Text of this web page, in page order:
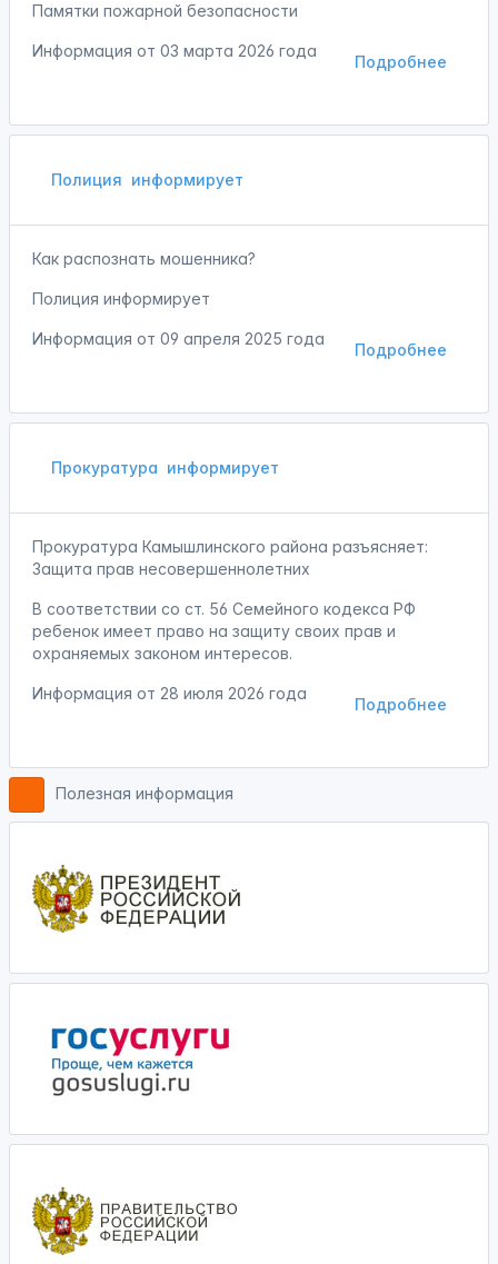
Памятки пожарной безопасности
Подробнее
Информация от 03 марта 2026 года
Полиция информирует
Как распознать мошенника?
Полиция информирует
Подробнее
Информация от 09 апреля 2025 года
Прокуратура информирует
Прокуратура Камышлинского района разъясняет:
Защита прав несовершеннолетних
В соответствии со ст. 56 Семейного кодекса РФ
ребенок имеет право на защиту своих прав и
охраняемых законом интересов.
Подробнее
Информация от 28 июля 2026 года
Полезная информация